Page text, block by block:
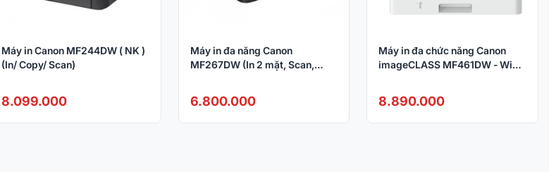
Máy in Canon MF244DW ( NK )
(In/ Copy/ Scan)
8.099.000
Máy in đa năng Canon
MF267DW (In 2 mặt, Scan,
6.800.000
Máy in đa chức năng Canon
imageCLASS MF461DW - WiFi
8.890.000